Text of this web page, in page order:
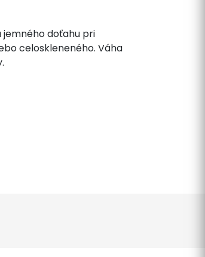
doťahu pri
celoskleneného. Váha